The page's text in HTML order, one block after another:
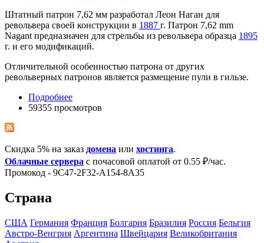
Штатный патрон 7,62 мм разработал Леон Наган для
револьвера своей конструкции в 1887 г. Патрон 7,62 mm
Nagant предназначен для стрельбы из револьвера образца 1895
г. и его модификаций.
Отличительной особенностью патрона от других
револьверных патронов является размещение пули в гильзе.
Подробнее
59355 просмотров
Скидка 5% на заказ домена или хостинга.
Облачные сервера с почасовой оплатой от 0.55 ₽/час.
Промокод - 9C47-2F32-A154-8A35
Страна
США Германия Франция Болгария Бразилия Росcия Бельгия
Австро-Венгрия Аргентина Швейцария Великобритания